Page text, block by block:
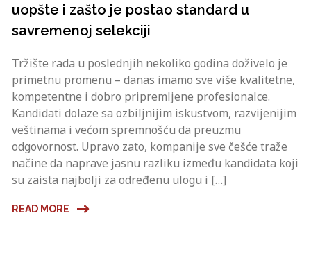
uopšte i zašto je postao standard u
savremenoj selekciji
Tržište rada u poslednjih nekoliko godina doživelo je
primetnu promenu – danas imamo sve više kvalitetne,
kompetentne i dobro pripremljene profesionalce.
Kandidati dolaze sa ozbiljnijim iskustvom, razvijenijim
veštinama i većom spremnošću da preuzmu
odgovornost. Upravo zato, kompanije sve češće traže
načine da naprave jasnu razliku između kandidata koji
su zaista najbolji za određenu ulogu i […]
READ MORE